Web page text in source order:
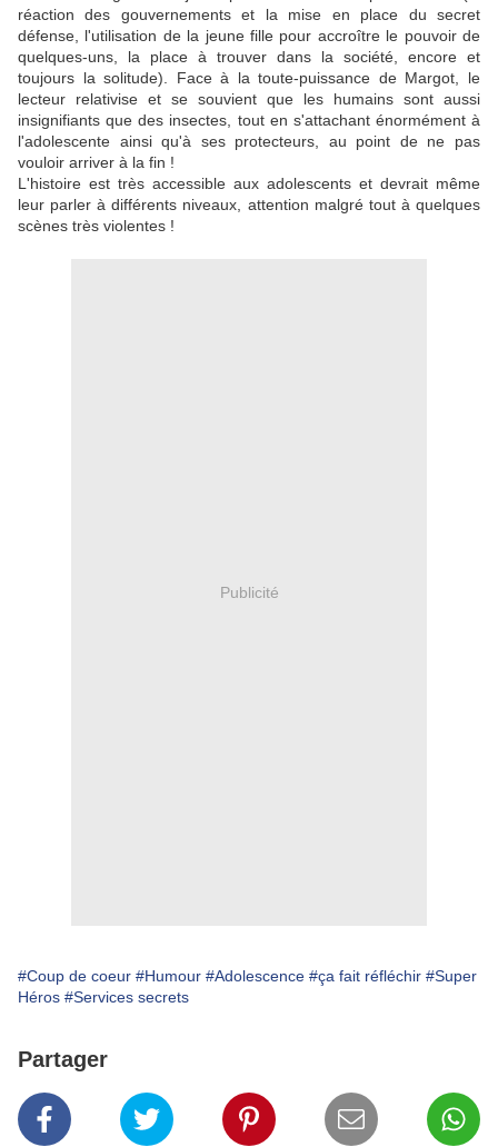
réaction des gouvernements et la mise en place du secret
défense, l'utilisation de la jeune fille pour accroître le pouvoir de
quelques-uns, la place à trouver dans la société, encore et
toujours la solitude). Face à la toute-puissance de Margot, le
lecteur relativise et se souvient que les humains sont aussi
insignifiants que des insectes, tout en s'attachant énormément à
l'adolescente ainsi qu'à ses protecteurs, au point de ne pas
vouloir arriver à la fin !
L'histoire est très accessible aux adolescents et devrait même
leur parler à différents niveaux, attention malgré tout à quelques
scènes très violentes !
Publicité
#Coup de coeur #Humour #Adolescence #ça fait réfléchir #Super
Héros #Services secrets
Partager